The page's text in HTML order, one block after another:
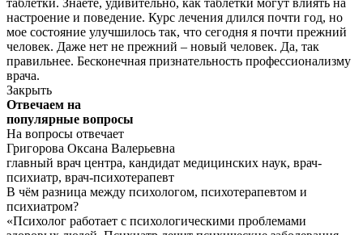
таблетки. Знаете, удивительно, как таблетки могут влиять на
настроение и поведение. Курс лечения длился почти год, но
мое состояние улучшилось так, что сегодня я почти прежний
человек. Даже нет не прежний – новый человек. Да, так
правильнее. Бесконечная признательность профессионализму
врача.
Закрыть
Отвечаем на
популярные вопросы
На вопросы отвечает
Григорова Оксана Валерьевна
главный врач центра, кандидат медицинских наук, врач-
психиатр, врач-психотерапевт
В чём разница между психологом, психотерапевтом и
психиатром?
«Психолог работает с психологическими проблемами